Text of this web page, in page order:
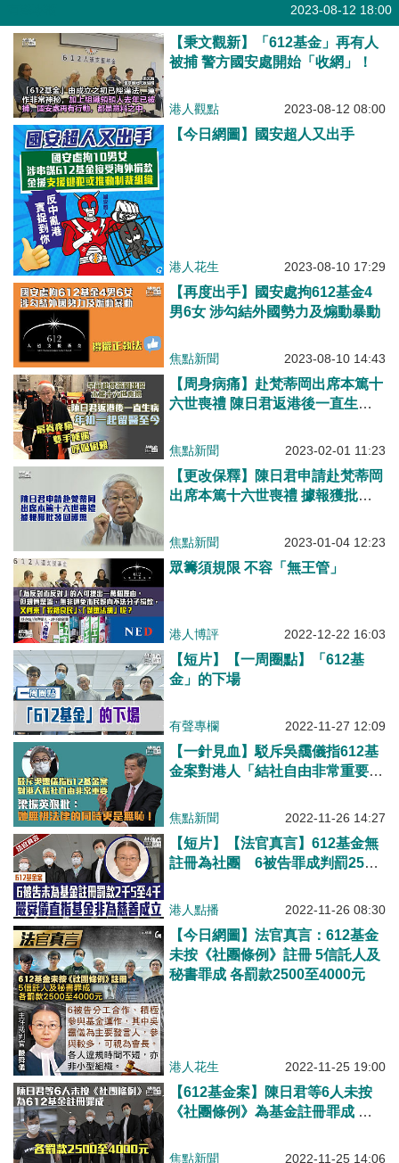
2023-08-12 18:00
【秉文觀新】「612基金」再有人
被捕 警方國安處開始「收網」！
港人觀點 2023-08-12 08:00
【今日網圖】國安超人又出手
港人花生 2023-08-10 17:29
【再度出手】國安處拘612基金4
男6女 涉勾結外國勢力及煽動暴動
焦點新聞 2023-08-10 14:43
【周身病痛】赴梵蒂岡出席本篤十
六世喪禮 陳日君返港後一直生
焦點新聞 2023-02-01 11:23
【更改保釋】陳日君申請赴梵蒂岡
出席本篤十六世喪禮 據報獲批發
焦點新聞 2023-01-04 12:23
眾籌須規限 不容「無王管」
港人博評 2022-12-22 16:03
【短片】【一周圈點】「612基
金」的下場
有聲專欄 2022-11-27 12:09
【一針見血】駁斥吳靄儀指612基
金案對港人「結社自由非常重要」
是無恥！
焦點新聞 2022-11-26 14:27
【短片】【法官真言】612基金無
註冊為社團 6被告罪成判罰2500
粹為慈善目的成立
港人點播 2022-11-26 08:30
【今日網圖】法官真言：612基金
未按《社團條例》註冊 5信託人及
秘書罪成 各罰款2500至4000元
港人花生 2022-11-25 19:00
【612基金案】陳日君等6人未按
《社團條例》為基金註冊罪成 各
焦點新聞 2022-11-25 14:06